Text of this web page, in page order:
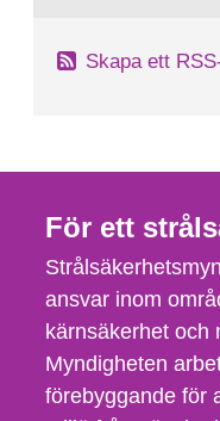
Skapa ett
För ett
ansvar inom
kärnsäkerhet och
Myndigheten
förebyggande för